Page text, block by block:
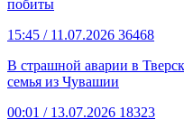
побиты
15:45 / 11.07.2026 36468
В страшной аварии в
семья из Чувашии
00:01 / 13.07.2026 18323